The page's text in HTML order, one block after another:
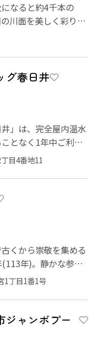
なると約4千本の
川面を美しく彩りま
渓もみじまつ...
グ春日井
」は、完全屋内温水
となく1年中ご利用
ルや大小異...
目4番地11
くから崇敬を集める
年)。静かな参道
清められるよ...
1丁目1番1号
ジャンボプー